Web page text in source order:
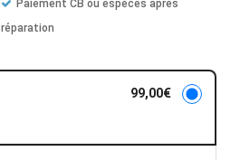
Paiement CB ou espèces après
réparation
99,00€